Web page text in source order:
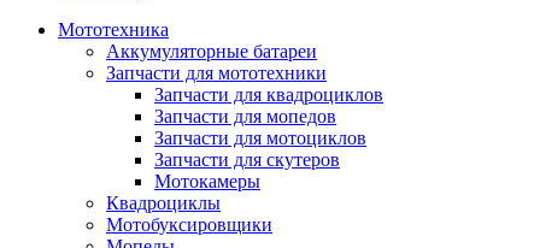
Мототехника
Аккумуляторные батареи
Запчасти для мототехники
Запчасти для квадроциклов
Запчасти для мопедов
Запчасти для мотоциклов
Запчасти для скутеров
Мотокамеры
Квадроциклы
Мотобуксировщики